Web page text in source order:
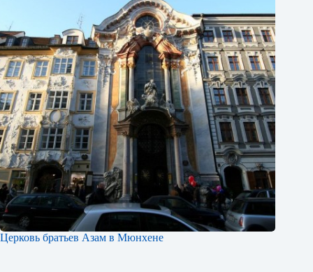
Церковь братьев Азам в Мюнхене